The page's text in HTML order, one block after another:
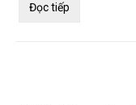
Đọc tiếp